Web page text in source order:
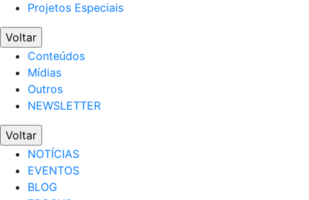
Projetos Especiais
Voltar
Conteúdos
Mídias
Outros
NEWSLETTER
Voltar
NOTÍCIAS
EVENTOS
BLOG